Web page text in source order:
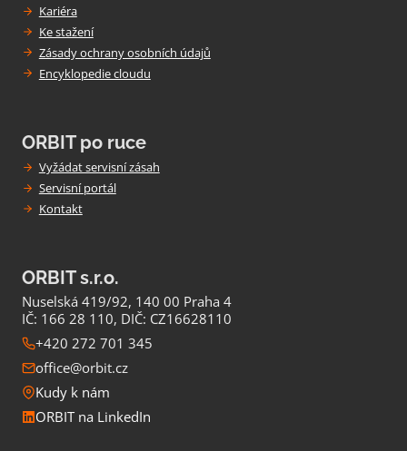
Kariéra
Ke stažení
Zásady ochrany osobních údajů
Encyklopedie cloudu
ORBIT po ruce
Vyžádat servisní zásah
Servisní portál
Kontakt
ORBIT s.r.o.
Nuselská 419/92, 140 00 Praha 4
IČ: 166 28 110, DIČ: CZ16628110
+420 272 701 345
office@orbit.cz
Kudy k nám
ORBIT na LinkedIn